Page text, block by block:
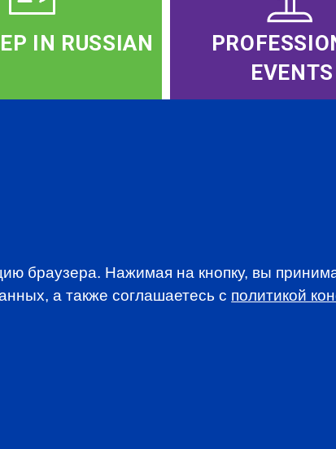
IN RUSSIAN
EVENTS
events an
браузера. Нажимая на кнопку, вы
а также соглашаетесь c политикой